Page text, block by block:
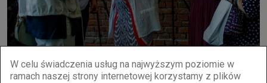
W celu świadczenia usług na najwyższym poziomie w
ramach naszej strony internetowej korzystamy z plików